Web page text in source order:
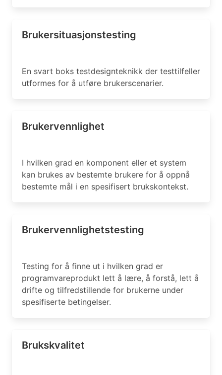
Brukersituasjonstesting
En svart boks testdesignteknikk der testtilfeller
utformes for å utføre brukerscenarier.
Brukervennlighet
I hvilken grad en komponent eller et system
kan brukes av bestemte brukere for å oppnå
bestemte mål i en spesifisert brukskontekst.
Brukervennlighetstesting
Testing for å finne ut i hvilken grad er
programvareprodukt lett å lære, å forstå, lett å
drifte og tilfredstillende for brukerne under
spesifiserte betingelser.
Brukskvalitet